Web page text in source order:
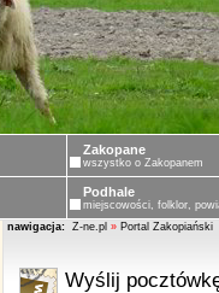
Zakopane
wszystko o Zakopanem
Podhale
miejscowości, folklor,
nawigacja: Z-ne.pl » Portal Zakopiański
Wyślij